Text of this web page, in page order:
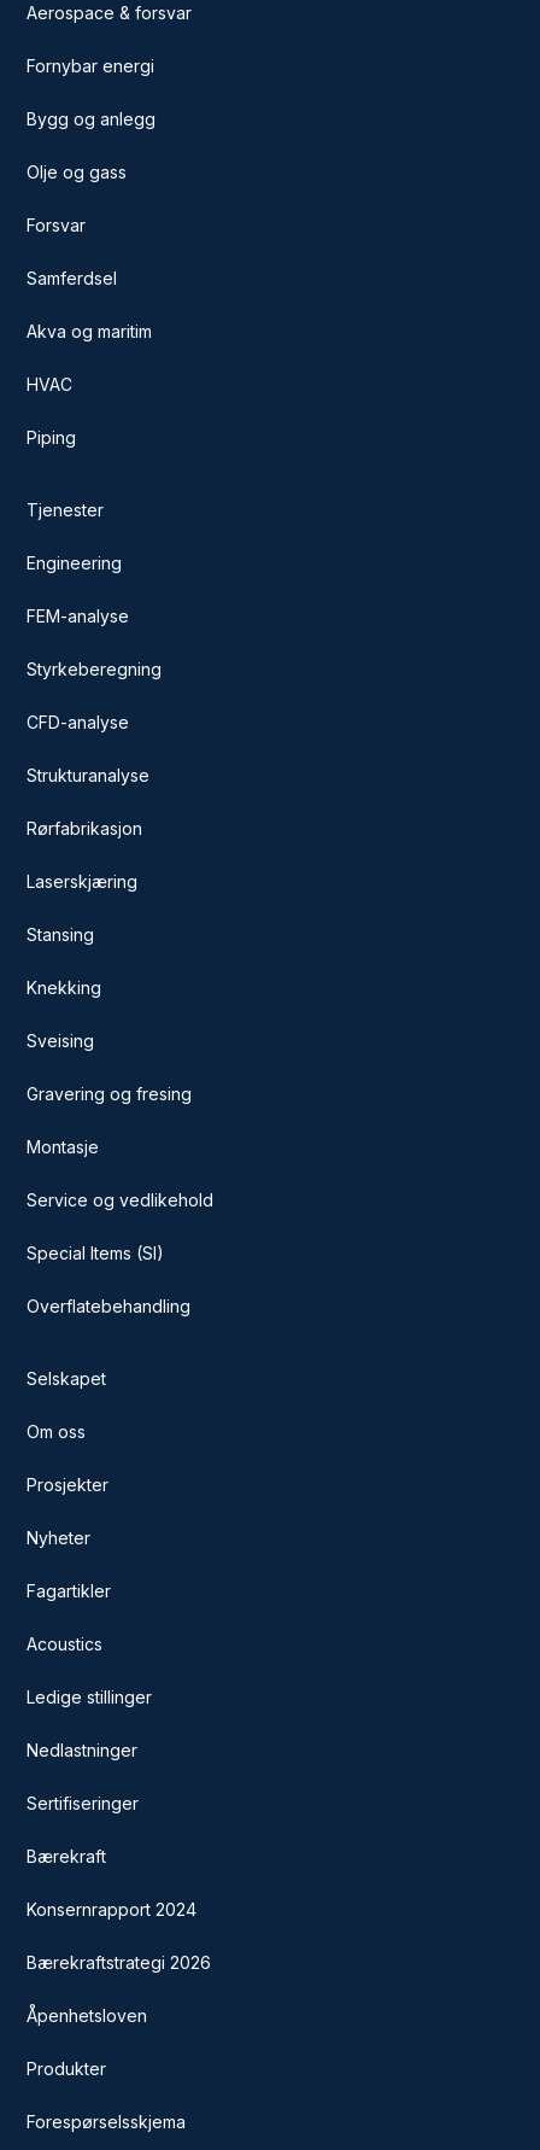
Aerospace & forsvar
Fornybar energi
Bygg og anlegg
Olje og gass
Forsvar
Samferdsel
Akva og maritim
HVAC
Piping
Tjenester
Engineering
FEM-analyse
Styrkeberegning
CFD-analyse
Strukturanalyse
Rørfabrikasjon
Laserskjæring
Stansing
Knekking
Sveising
Gravering og fresing
Montasje
Service og vedlikehold
Special Items (SI)
Overflatebehandling
Selskapet
Om oss
Prosjekter
Nyheter
Fagartikler
Acoustics
Ledige stillinger
Nedlastninger
Sertifiseringer
Bærekraft
Konsernrapport 2024
Bærekraftstrategi 2026
Åpenhetsloven
Produkter
Forespørselsskjema